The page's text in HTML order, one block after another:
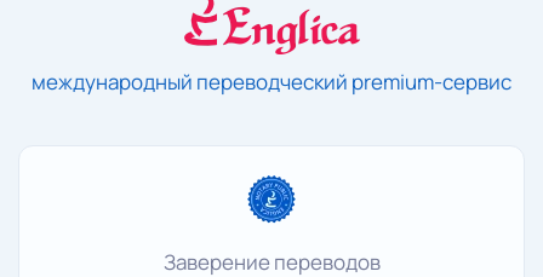
международный переводческий premium-сервис
Заверение переводов